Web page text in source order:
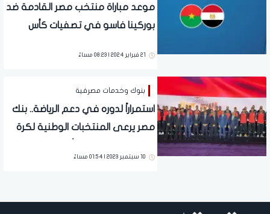
موعد مباراة منتخب مصر القادمة ضد
بوركينا فاسو في تصفيات كأس
21 فبراير 2024 | 08:23 مساءً
بنوك وخدمات مصرفية
استمراراً لدوره في دعم الرياضة.. بنك
مصر يرعى المنتخبات الوطنية لكرة
10 سبتمبر 2023 | 01:54 مساءً